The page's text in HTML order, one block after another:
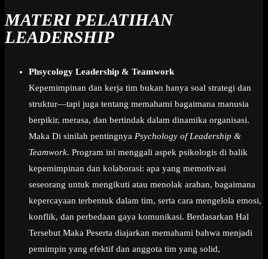
MATERI PELATIHAN
LEADERSHIP
Phsycology Leadership & Teamwork
Kepemimpinan dan kerja tim bukan hanya soal strategi dan
struktur—tapi juga tentang memahami bagaimana manusia
berpikir, merasa, dan bertindak dalam dinamika organisasi.
Maka Di sinilah pentingnya Psychology of Leadership &
Teamwork. Program ini menggali aspek psikologis di balik
kepemimpinan dan kolaborasi: apa yang memotivasi
seseorang untuk mengikuti atau menolak arahan, bagaimana
kepercayaan terbentuk dalam tim, serta cara mengelola emosi,
konflik, dan perbedaan gaya komunikasi. Berdasarkan Hal
Tersebut Maka Peserta diajarkan memahami bahwa menjadi
pemimpin yang efektif dan anggota tim yang solid,